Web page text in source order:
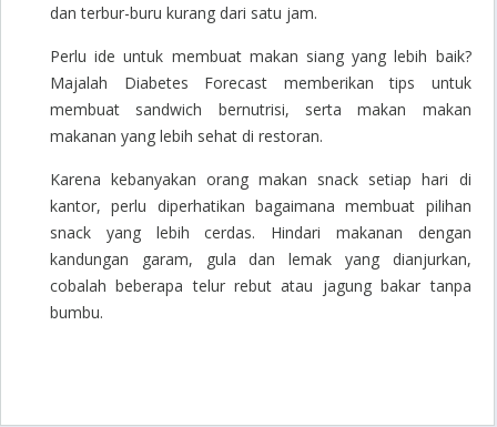
dan terbur-buru kurang dari satu jam.
Perlu ide untuk membuat makan siang yang lebih baik?
Majalah Diabetes Forecast memberikan tips untuk
membuat sandwich bernutrisi, serta makan makan
makanan yang lebih sehat di restoran.
Karena kebanyakan orang makan snack setiap hari di
kantor, perlu diperhatikan bagaimana membuat pilihan
snack yang lebih cerdas. Hindari makanan dengan
kandungan garam, gula dan lemak yang dianjurkan,
cobalah beberapa telur rebut atau jagung bakar tanpa
bumbu.